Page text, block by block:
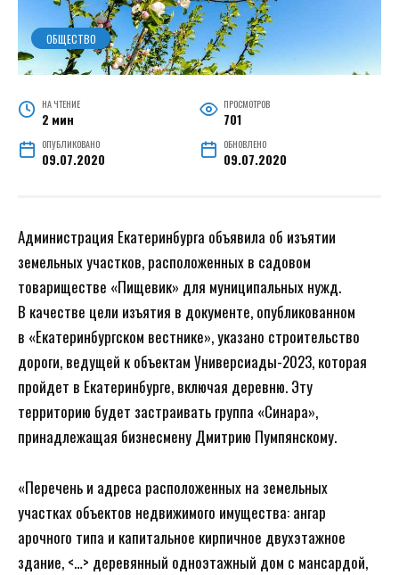
ОБЩЕСТВО
НА ЧТЕНИЕ
2 мин
ПРОСМОТРОВ
701
ОПУБЛИКОВАНО
09.07.2020
ОБНОВЛЕНО
09.07.2020
Администрация Екатеринбурга объявила об изъятии
земельных участков, расположенных в садовом
товариществе «Пищевик» для муниципальных нужд.
В качестве цели изъятия в документе, опубликованном
в «Екатеринбургском вестнике», указано строительство
дороги, ведущей к объектам Универсиады-2023, которая
пройдет в Екатеринбурге, включая деревню. Эту
территорию будет застраивать группа «Синара»,
принадлежащая бизнесмену Дмитрию Пумпянскому.
«Перечень и адреса расположенных на земельных
участках объектов недвижимого имущества: ангар
арочного типа и капитальное кирпичное двухэтажное
здание, <…> деревянный одноэтажный дом с мансардой,